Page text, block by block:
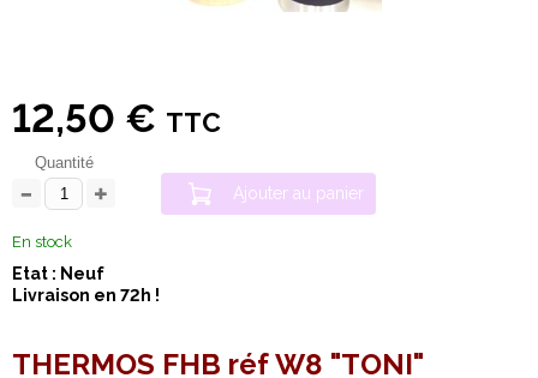
12,50 € TTC
Quantité
Ajouter au panier
En stock
Etat : Neuf
Livraison en 72h !
THERMOS FHB réf W8 "TONI"